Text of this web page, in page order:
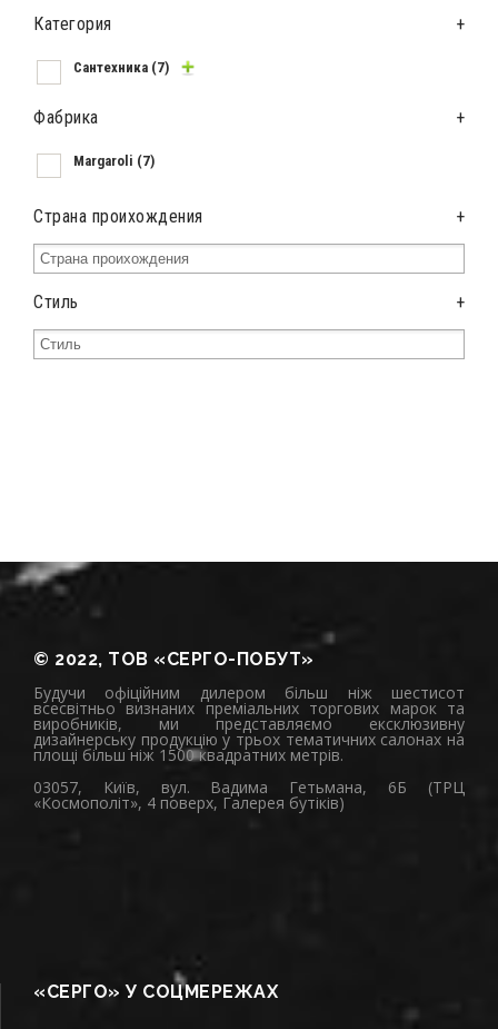
Категория +
Сантехника (7)
Фабрика +
Margaroli (7)
Страна проихождения +
Стиль +
© 2022, ТОВ «СЕРГО-ПОБУТ»
Будучи офіційним дилером більш ніж шестисот
всесвітньо визнаних преміальних торгових марок та
виробників, ми представляємо ексклюзивну
дизайнерську продукцію у трьох тематичних салонах на
площі більш ніж 1500 квадратних метрів.
03057, Київ, вул. Вадима Гетьмана, 6Б (ТРЦ
«Космополіт», 4 поверх, Галерея бутіків)
«СЕРГО» У СОЦМЕРЕЖАХ